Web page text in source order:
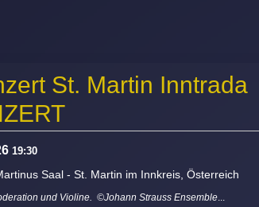
St. Martin Inntrada
19:30
Saal - St. Martin im Innkreis, Österreich
und Violine. ©Johann Strauss Ensemble...